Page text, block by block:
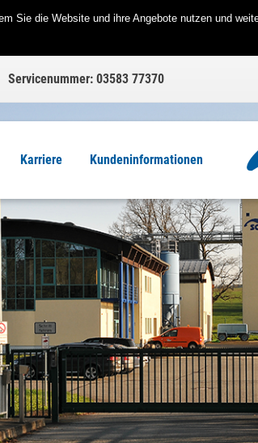
Sie die Website und ihre Angebote nutzen und
Servicenummer: 03583 77370
Karriere Kundeninformationen